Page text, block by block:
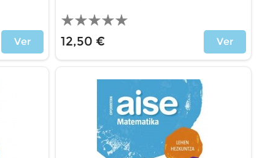
Ver 12,50 € Ver